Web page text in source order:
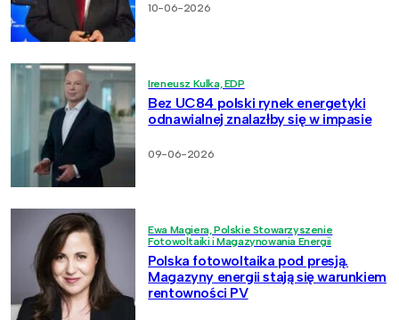
10-06-2026
Ireneusz Kulka, EDP
Bez UC84 polski rynek energetyki
odnawialnej znalazłby się w impasie
09-06-2026
Ewa Magiera, Polskie Stowarzyszenie
Fotowoltaiki i Magazynowania Energii
Polska fotowoltaika pod presją.
Magazyny energii stają się warunkiem
rentowności PV